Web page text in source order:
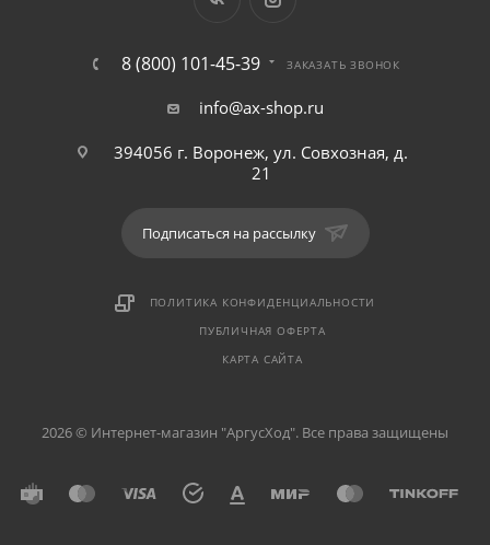
8 (800) 101-45-39 ЗАКАЗАТЬ ЗВОНОК
info@ax-shop.ru
394056 г. Воронеж, ул. Совхозная, д.
21
Подписаться на рассылку
ПОЛИТИКА КОНФИДЕНЦИАЛЬНОСТИ
ПУБЛИЧНАЯ ОФЕРТА
КАРТА САЙТА
2026 © Интернет-магазин "АргусХод". Все права защищены